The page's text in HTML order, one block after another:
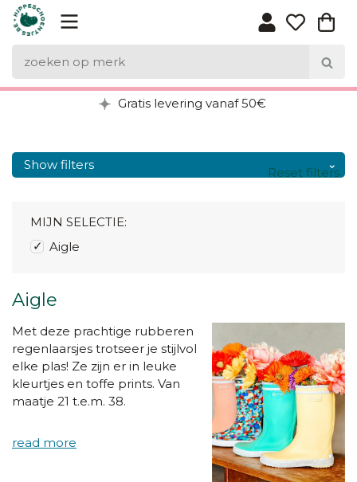
Gratis levering vanaf 50€
Show filters
Aigle
Met deze prachtige rubberen
regenlaarsjes trotseer je stijlvol
elke plas! Ze zijn er in leuke
kleurtjes en toffe prints. Van
maatje 21 t.e.m. 38.
MIJN SELECTIE:
Aigle
Reset filters